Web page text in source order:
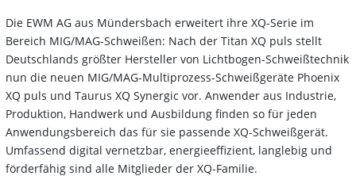
Die EWM AG aus Mündersbach erweitert ihre XQ-Serie im
Bereich MIG/MAG-Schweißen: Nach der Titan XQ puls stellt
Deutschlands größter Hersteller von Lichtbogen-Schweißtechnik
nun die neuen MIG/MAG-Multiprozess-Schweißgeräte Phoenix
XQ puls und Taurus XQ Synergic vor. Anwender aus Industrie,
Produktion, Handwerk und Ausbildung finden so für jeden
Anwendungsbereich das für sie passende XQ-Schweißgerät.
Umfassend digital vernetzbar, energieeffizient, langlebig und
förderfähig sind alle Mitglieder der XQ-Familie.